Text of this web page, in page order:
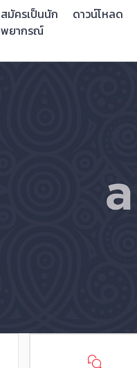
สมัครเป็นนัก
พยากรณ์
ดาวน์โหลด